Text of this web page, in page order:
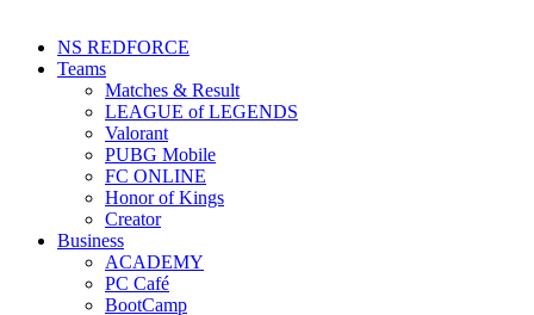
NS REDFORCE
Teams
Matches & Result
LEAGUE of LEGENDS
Valorant
PUBG Mobile
FC ONLINE
Honor of Kings
Creator
Business
ACADEMY
PC Café
BootCamp